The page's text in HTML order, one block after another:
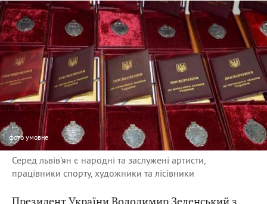
фото умовне
Серед львів'ян є народні та заслужені артисти,
працівники спорту, художники та лісівники